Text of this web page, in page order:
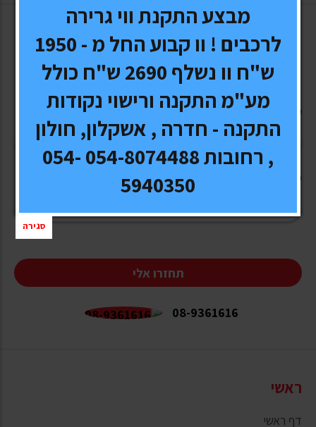
מעוניינים לשמוע עוד? השאירו פרטים!
השאירו פרטים ונחזור אליכם בהקדם
שם מלא*
טלפון
תחזרו אלי
08-9361616
ראשי
דף ראשי
מבצע התקנת ווי גרירה
לרכבים ! וו קבוע החל מ - 1950
ש"ח וו נשלף 2690 ש"ח כולל
מע"מ התקנה ורישוי נקודות
התקנה - חדרה , אשקלון, חולון
, רחובות 054-8074488 054-
5940350
סגירה